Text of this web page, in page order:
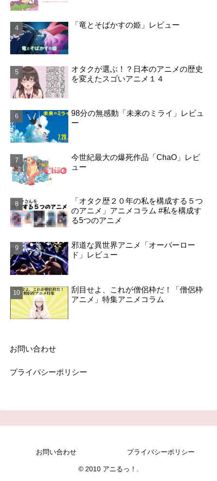
「竜とそばかすの姫」レビュー
オタクが選ぶ！？日本のアニメの歴史
を変えたスゴいアニメ１４
98分の無感動「未来のミライ」レビュ
ー
今世紀最大の爆死作品「ChaO」レビ
ュー
「オタク歴２０年の私を構成する５つ
のアニメ」アニメコラム #私を構成す
る5つのアニメ
邪道な異世界アニメ「オーバーロー
ド」レビュー
刮目せよ、これが僧侶枠だ！「僧侶枠
アニメ」特集アニメコラム
お問い合わせ
プライバシーポリシー
お問い合わせ プライバシーポリシー
© 2010 アニるっ！.